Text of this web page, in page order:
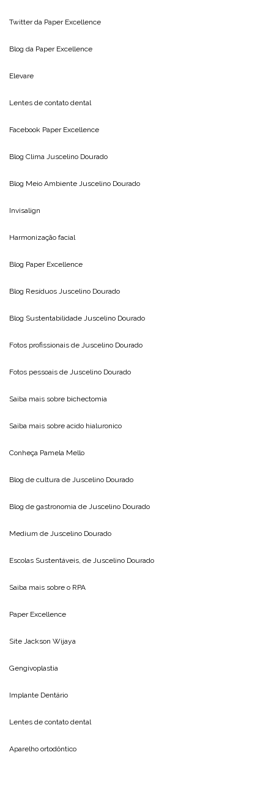
Twitter da Paper Excellence
Blog da Paper Excellence
Elevare
Lentes de contato dental
Facebook Paper Excellence
Blog Clima Juscelino Dourado
Blog Meio Ambiente Juscelino Dourado
Invisalign
Harmonização facial
Blog Paper Excellence
Blog Resíduos Juscelino Dourado
Blog Sustentabilidade Juscelino Dourado
Fotos profissionais de Juscelino Dourado
Fotos pessoais de Juscelino Dourado
Saiba mais sobre bichectomia
Saiba mais sobre acido hialuronico
Conheça Pamela Mello
Blog de cultura de Juscelino Dourado
Blog de gastronomia de Juscelino Dourado
Medium de Juscelino Dourado
Escolas Sustentáveis, de Juscelino Dourado
Saiba mais sobre o RPA
Paper Excellence
Site Jackson Wijaya
Gengivoplastia
Implante Dentário
Lentes de contato dental
Aparelho ortodôntico